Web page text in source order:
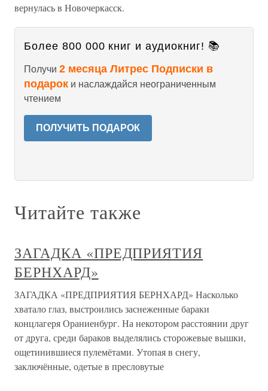
вернулась в Новочеркасск.
Более 800 000 книг и аудиокниг! 📚
Получи 2 месяца Литрес Подписки в
подарок и наслаждайся неограниченным
чтением
ПОЛУЧИТЬ ПОДАРОК
Читайте также
ЗАГАДКА «ПРЕДПРИЯТИЯ
БЕРНХАРД»
ЗАГАДКА «ПРЕДПРИЯТИЯ БЕРНХАРД» Насколько
хватало глаз, выстроились заснеженные бараки
концлагеря Ораниенбург. На некотором расстоянии друг
от друга, среди бараков выделялись сторожевые вышки,
ощетинившиеся пулемётами. Утопая в снегу,
заключённые, одетые в пресловутые